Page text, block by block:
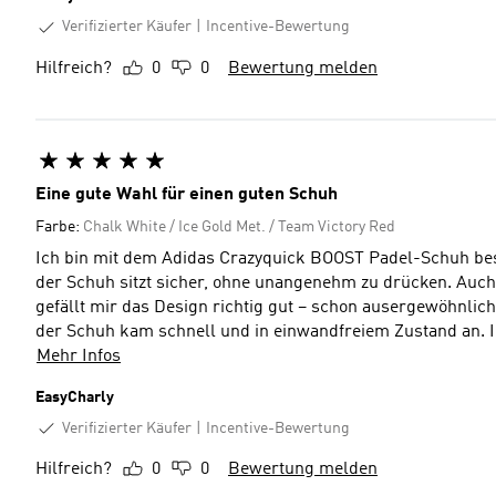
Verifizierter Käufer
Incentive-Bewertung
Hilfreich? 0 0 Bewertung melden
Eine gute Wahl für einen guten Schuh
Farbe: Chalk White / Ice Gold Met. / Team Victory Red
Ich bin mit dem Adidas Crazyquick BOOST Padel-Schuh
der Schuh sitzt sicher, ohne unangenehm zu drücken.
gefällt mir das Design richtig gut – schon
der Schuh kam schnell und in einwandfreiem Zustand
Mehr Infos
EasyCharly
Verifizierter Käufer
Incentive-Bewertung
Hilfreich? 0 0 Bewertung melden